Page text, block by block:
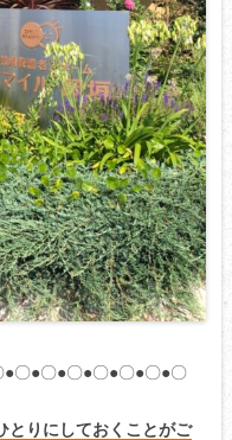
〇●〇●〇●〇●〇●〇●〇
とりにしておくことがご